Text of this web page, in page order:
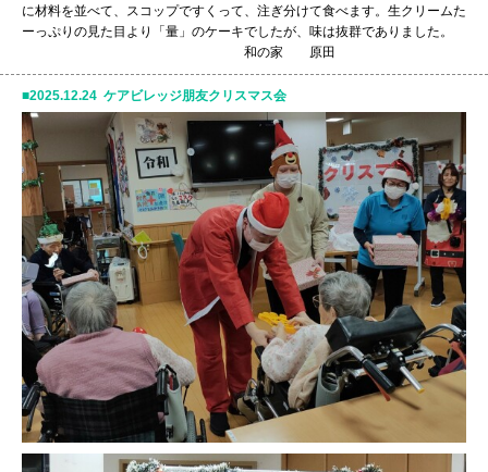
に材料を並べて、スコップですくって、注ぎ分けて食べます。生クリームた
ーっぷりの見た目より「量」のケーキでしたが、味は抜群でありました。
和の家 原田
2025.12.24 ケアビレッジ朋友クリスマス会